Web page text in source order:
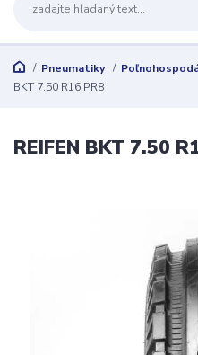
Pneumatiky
BKT 7.50 R16 PR8
REIFEN BKT 7.50